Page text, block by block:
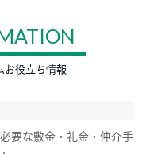
お役立ち情報
要な敷金・礼金・仲介手